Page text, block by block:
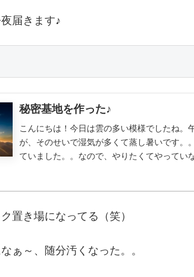
届きます♪
秘密基地を作った♪
こんにちは！今日は雲の多い模様でしたね。
が、そのせいで湿気が多くて蒸し暑いです。
ていました。。なので、やりたくてやってい
置き場になってる（笑）
ぁ～、随分汚くなった。。